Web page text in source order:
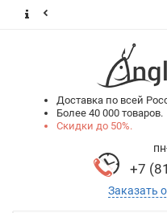
Доставка по всей
Более 40 000 товаров.
Скидки до 50%.
+7
Заказать